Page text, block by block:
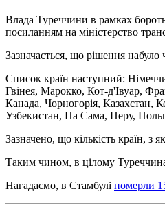
Влада Туреччини в рамках
посиланням на міністерство
Зазначається, що рішення набуло
Список країн наступний:
Гвінея, Марокко, Кот-д'Івуар,
Канада, Чорногорія, Казахстан,
Узбекистан, Па Сама, Перу,
Зазначено, що кількість країн,
Таким чином, в цілому
Нагадаємо, в Стамбулі померли